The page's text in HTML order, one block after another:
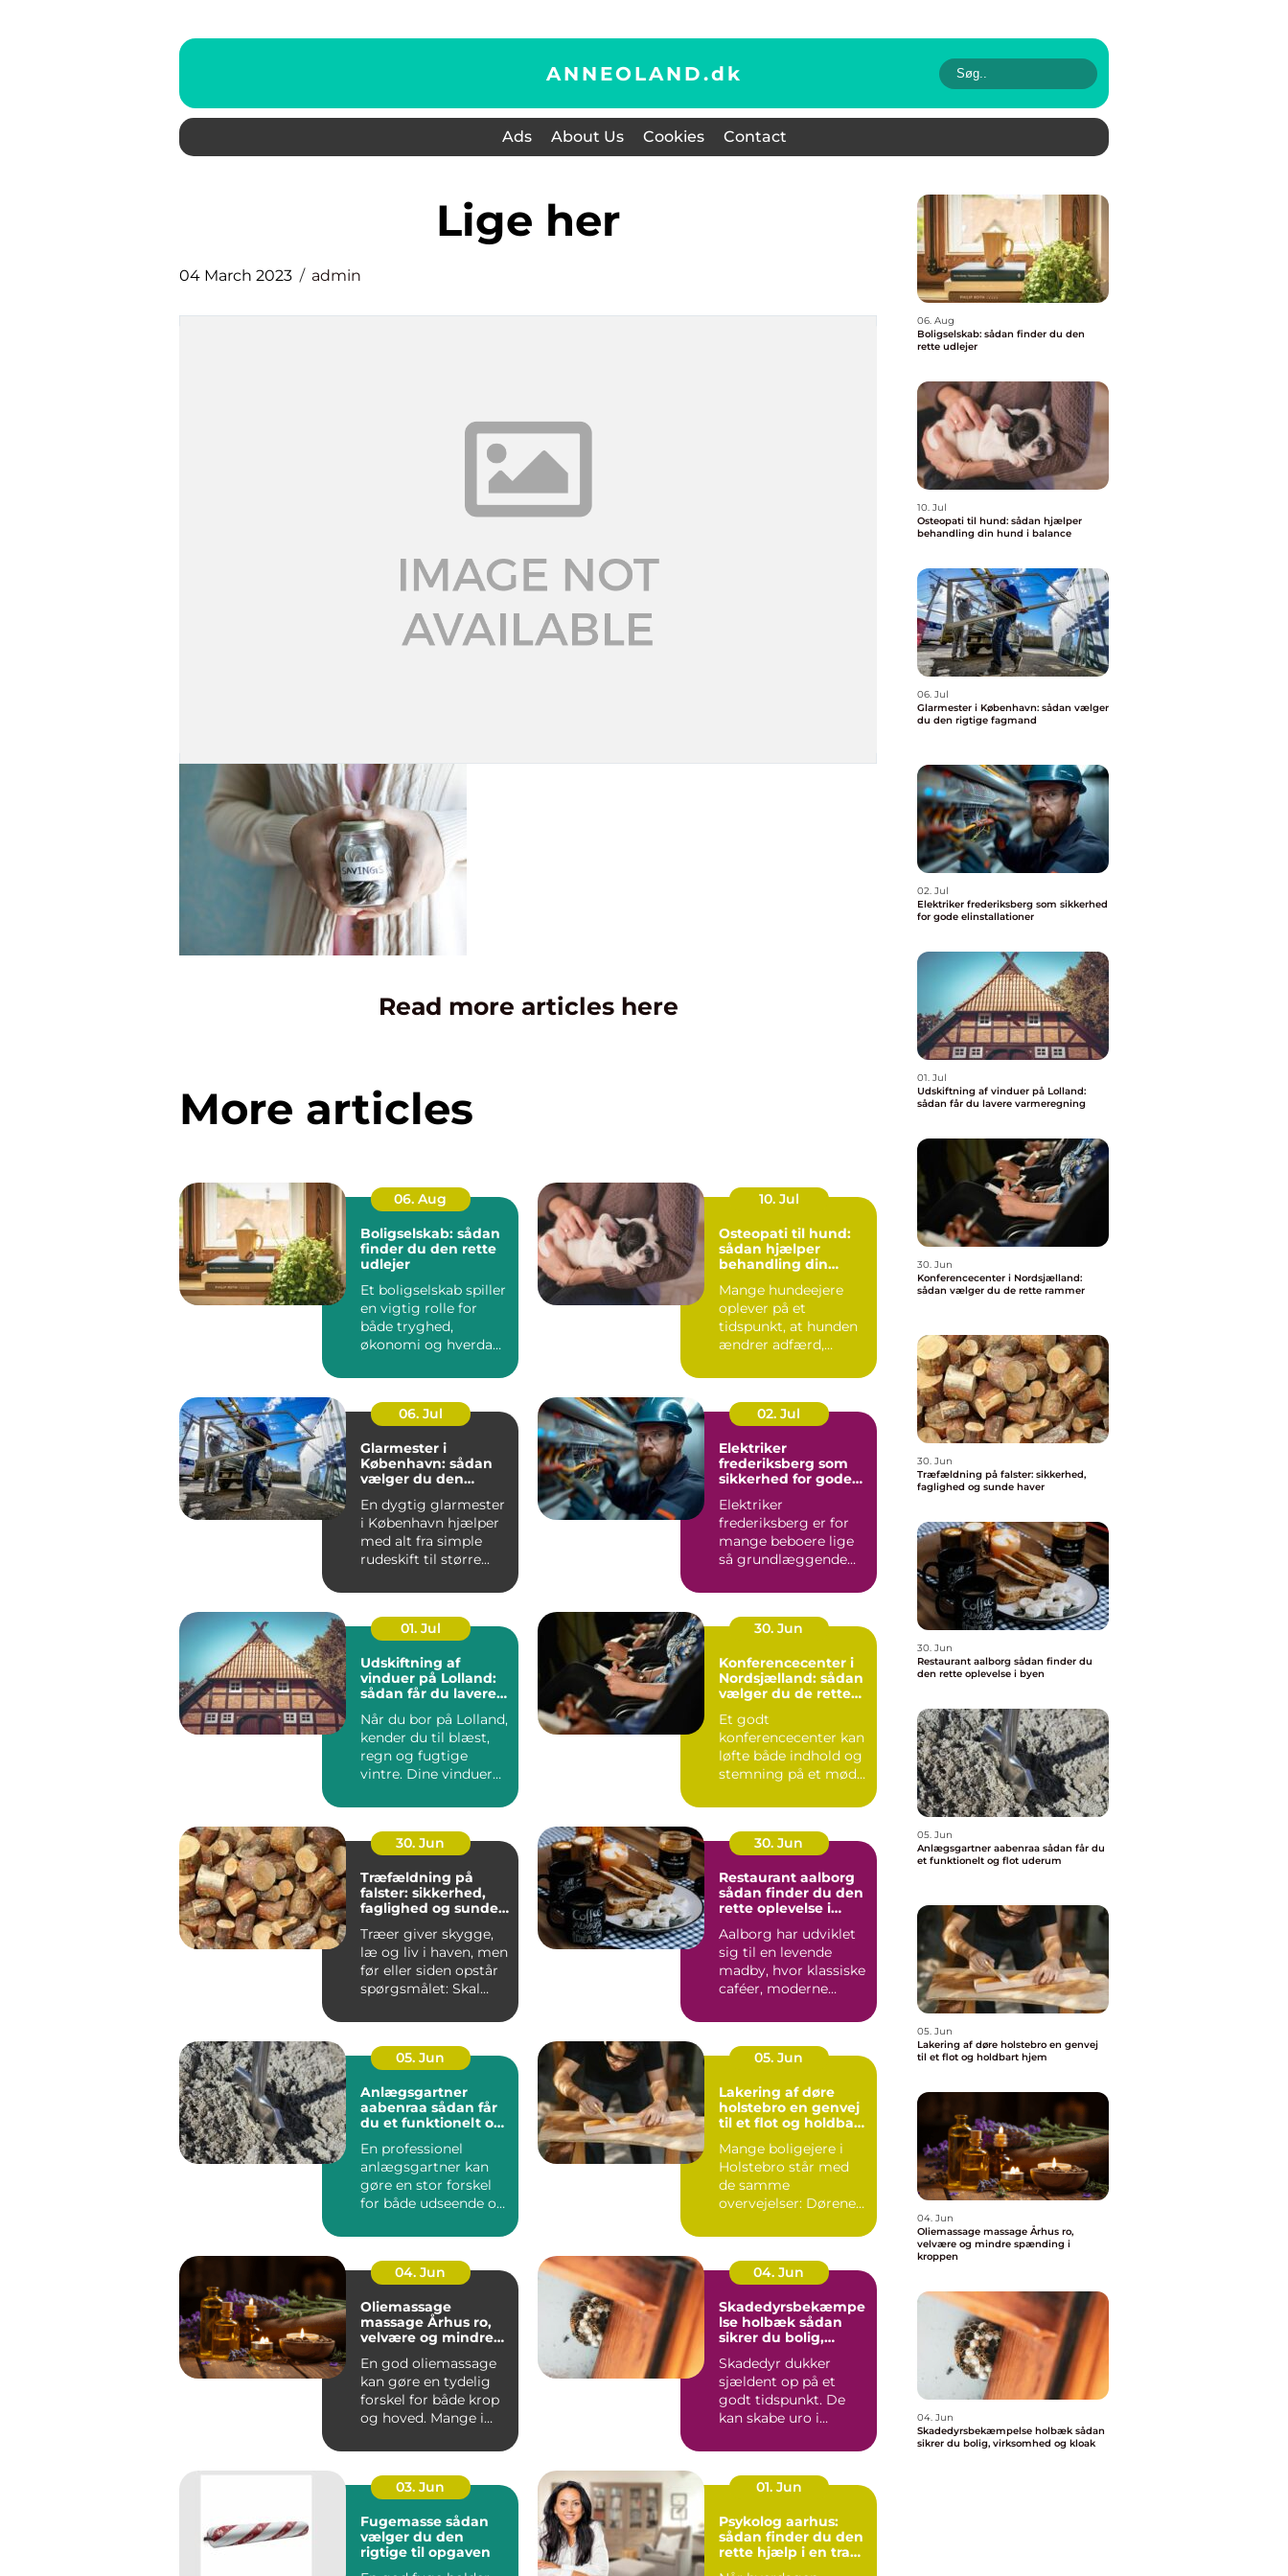
ANNEOLAND.dk
Ads About Us Cookies Contact
lige her
04 March 2023 admin
Read more articles here
More articles
06. Aug
Boligselskab: sådan
finder du den rette
udlejer
Et boligselskab spiller
en vigtig rolle for
både tryghed,
økonomi og hverdag,
10. Jul
Osteopati til hund:
sådan hjælper
behandling din
Mange hundeejere
oplever på et
tidspunkt, at hunden
ændrer adfærd,
06. Jul
Glarmester i
København: sådan
vælger du den
En dygtig glarmester
i København hjælper
med alt fra simple
rudeskift til større...
02. Jul
Elektriker
frederiksberg som
sikkerhed for gode
Elektriker
frederiksberg er for
mange beboere lige
så grundlæggende
varmekilder og...
01. Jul
Udskiftning af
vinduer på Lolland:
sådan får du lavere
Når du bor på Lolland,
kender du til blæst,
regn og fugtige
vintre. Dine vinduer
30. Jun
Konferencecenter i
Nordsjælland: sådan
vælger du de rette
Et godt
konferencecenter kan
løfte både indhold og
stemning på et møde.
30. Jun
Træfældning på
falster: sikkerhed,
faglighed og sunde
Træer giver skygge,
læ og liv i haven, men
før eller siden opstår
spørgsmålet: Skal
30. Jun
Restaurant aalborg
sådan finder du den
rette oplevelse i
Aalborg har udviklet
sig til en levende
madby, hvor klassiske
caféer, moderne
specialise...
05. Jun
Anlægsgartner
aabenraa sådan får
du et funktionelt og
En professionel
anlægsgartner kan
gøre en stor forskel
for både udseende og
Mange ...
05. Jun
Lakering af døre
holstebro en genvej
til et flot og holdbart
Mange boligejere i
Holstebro står med
de samme
overvejelser: Dørene
umoderne, o...
04. Jun
Oliemassage
massage Århus ro,
velvære og mindre
En god oliemassage
kan gøre en tydelig
forskel for både krop
og hoved. Mange i
massage ...
04. Jun
Skadedyrsbekæmpe
lse holbæk sådan
sikrer du bolig,
Skadedyr dukker
sjældent op på et
godt tidspunkt. De
kan skabe uro i
skader på ...
03. Jun
Fugemasse sådan
vælger du den
rigtige til opgaven
01. Jun
Psykolog aarhus:
sådan finder du den
rette hjælp i en travl
06. Aug
Boligselskab: sådan finder du den
rette udlejer
10. Jul
Osteopati til hund: sådan hjælper
behandling din hund i balance
06. Jul
Glarmester i København: sådan vælger
du den rigtige fagmand
02. Jul
Elektriker frederiksberg som sikkerhed
for gode elinstallationer
01. Jul
Udskiftning af vinduer på Lolland:
sådan får du lavere varmeregning
30. Jun
Konferencecenter i Nordsjælland:
sådan vælger du de rette rammer
30. Jun
Træfældning på falster: sikkerhed,
faglighed og sunde haver
30. Jun
Restaurant aalborg sådan finder du
den rette oplevelse i byen
05. Jun
Anlægsgartner aabenraa sådan får du
et funktionelt og flot uderum
05. Jun
Lakering af døre holstebro en genvej
til et flot og holdbart hjem
04. Jun
Oliemassage massage Århus ro,
velvære og mindre spænding i
kroppen
04. Jun
Skadedyrsbekæmpelse holbæk sådan
sikrer du bolig, virksomhed og kloak